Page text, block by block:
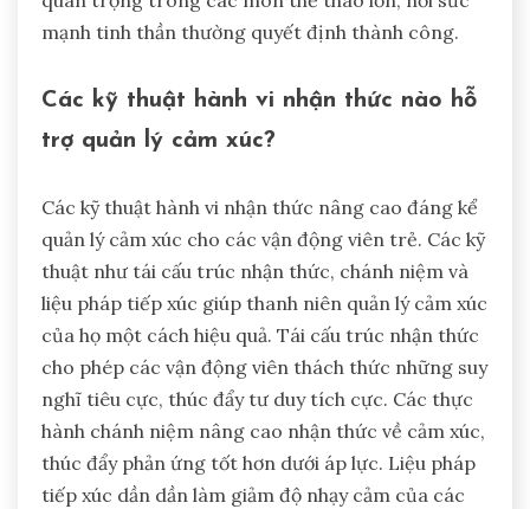
mạnh tinh thần thường quyết định thành công.
Các kỹ thuật hành vi nhận thức nào hỗ
trợ quản lý cảm xúc?
Các kỹ thuật hành vi nhận thức nâng cao đáng kể
quản lý cảm xúc cho các vận động viên trẻ. Các kỹ
thuật như tái cấu trúc nhận thức, chánh niệm và
liệu pháp tiếp xúc giúp thanh niên quản lý cảm xúc
của họ một cách hiệu quả. Tái cấu trúc nhận thức
cho phép các vận động viên thách thức những suy
nghĩ tiêu cực, thúc đẩy tư duy tích cực. Các thực
hành chánh niệm nâng cao nhận thức về cảm xúc,
thúc đẩy phản ứng tốt hơn dưới áp lực. Liệu pháp
tiếp xúc dần dần làm giảm độ nhạy cảm của các